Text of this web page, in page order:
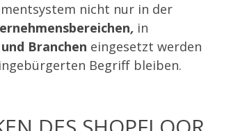
nicht nur in der
, in
und Branchen eingesetzt werden
Begriff bleiben.